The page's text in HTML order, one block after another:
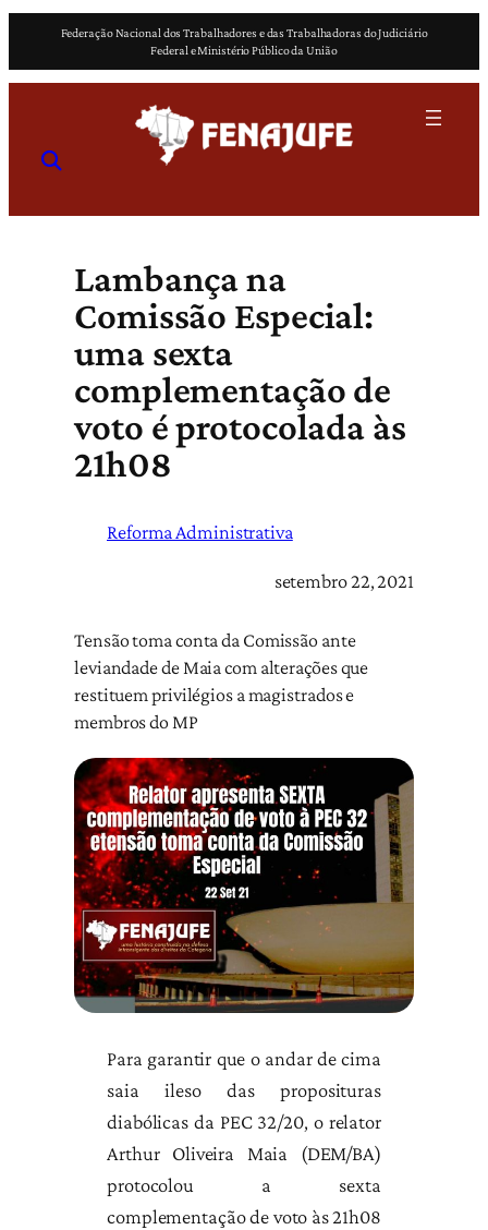
o
Federação Nacional dos Trabalhadores e das Trabalhadoras do Judiciário
Federal e Ministério Público da União
Lambança na
Comissão Especial:
uma sexta
complementação de
voto é protocolada às
21h08
Reforma Administrativa
setembro 22, 2021
Tensão toma conta da Comissão ante
leviandade de Maia com alterações que
restituem privilégios a magistrados e
membros do MP
Para garantir que o andar de cima
saia ileso das proposituras
diabólicas da PEC 32/20, o relator
Arthur Oliveira Maia (DEM/BA)
protocolou a sexta
complementação de voto às 21h08